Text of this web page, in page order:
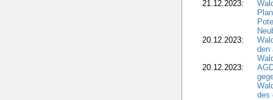
21.12.2023:
20.12.2023:
den
20.12.2023:
des